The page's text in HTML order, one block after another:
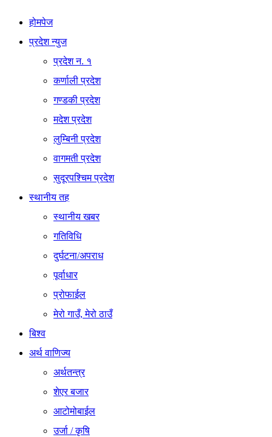
होमपेज
प्रदेश न्युज
प्रदेश न. १
कर्णाली प्रदेश
गण्डकी प्रदेश
मदेश प्रदेश
लुम्बिनी प्रदेश
वागमती प्रदेश
सुदूरपश्चिम प्रदेश
स्थानीय तह
स्थानीय खबर
गतिविधि
दुर्घटना/अपराध
पूर्वाधार
प्रोफाईल
मेरो गाउँ, मेरो ठाउँ
बिश्व
अर्थ वाणिज्य
अर्थतन्त्र
शेएर बजार
आटोमोबाईल
उर्जा / कृषि